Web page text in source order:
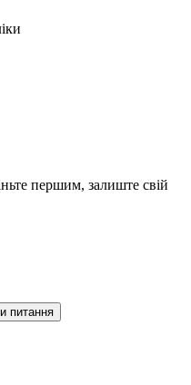
першим, залиште свій
питання